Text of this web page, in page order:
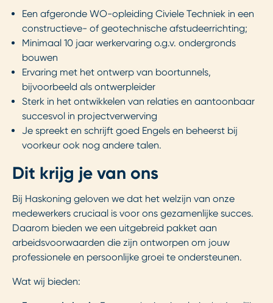
Een afgeronde WO-opleiding Civiele Techniek in een
constructieve- of geotechnische afstudeerrichting;
Minimaal 10 jaar werkervaring o.g.v. ondergronds
bouwen
Ervaring met het ontwerp van boortunnels,
bijvoorbeeld als ontwerpleider
Sterk in het ontwikkelen van relaties en aantoonbaar
succesvol in projectverwerving
Je spreekt en schrijft goed Engels en beheerst bij
voorkeur ook nog andere talen.
Dit krijg je van ons
Bij Haskoning geloven we dat het welzijn van onze
medewerkers cruciaal is voor ons gezamenlijke succes.
Daarom bieden we een uitgebreid pakket aan
arbeidsvoorwaarden die zijn ontworpen om jouw
professionele en persoonlijke groei te ondersteunen.
Wat wij bieden: